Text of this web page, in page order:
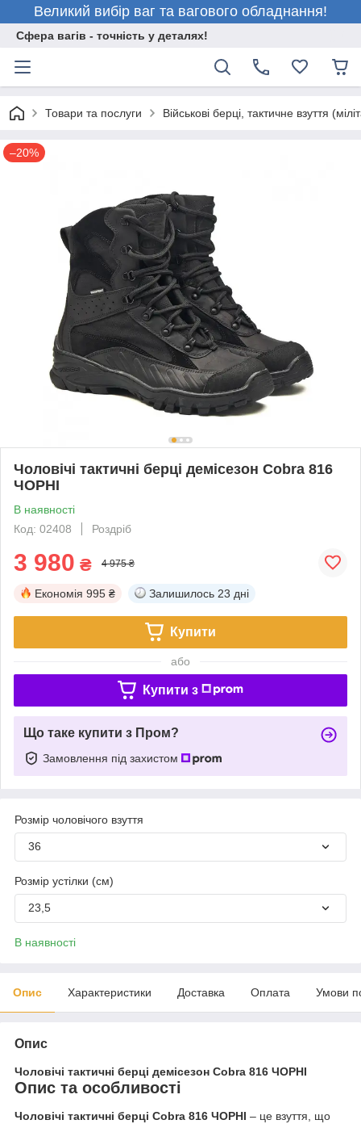
Великий вибір ваг та вагового обладнання!
Сфера вагів - точність у деталях!
Товари та послуги Військові берці, тактичне взуття
–20%
Чоловічі тактичні берці демісезон Cobra 816
ЧОРНІ
В наявності
Код: 02408
Роздріб
3 980 ₴ 4 975 ₴
Економія 995 ₴ Залишилось 23 дні
Купити
або
Купити з
Що таке купити з Пром?
Замовлення під захистом
Розмір чоловічого взуття
36
Розмір устілки (см)
23,5
В наявності
Опис Характеристики Доставка Оплата Умови
Опис
Чоловічі тактичні берці демісезон Cobra 816 ЧОРНІ
Опис та особливості
Чоловічі тактичні берці Cobra 816 ЧОРНІ – це взуття, що